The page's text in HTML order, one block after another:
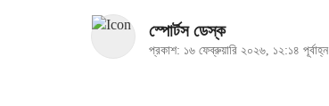
স্পোর্টস ডেস্ক
প্রকাশ: ১৬ ফেব্রুয়ারি ২০২৬, ১২:১৪ পূর্বাহ্ন